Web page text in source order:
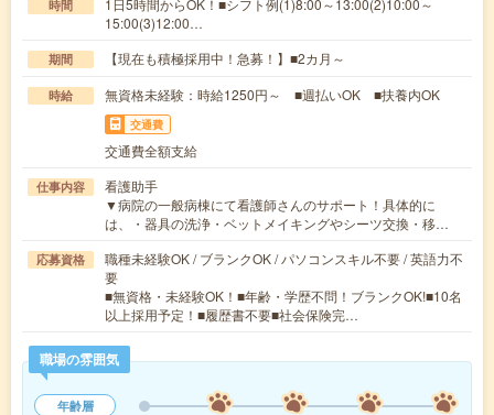
時間
1日5時間からOK！■シフト例(1)8:00～13:00(2)10:00～
15:00(3)12:00…
期間 【現在も積極採用中！急募！】■2カ月～
時給 無資格未経験：時給1250円～ ■週払いOK ■扶養内OK
交通費
交通費全額支給
仕事内容
看護助手
▼病院の一般病棟にて看護師さんのサポート！具体的に
は、・器具の洗浄・ベットメイキングやシーツ交換・移…
応募資格
職種未経験OK / ブランクOK / パソコンスキル不要 / 英語力不
要
■無資格・未経験OK！■年齢・学歴不問！ブランクOK!■10名
以上採用予定！■履歴書不要■社会保険完…
職場の雰囲気
年齢層